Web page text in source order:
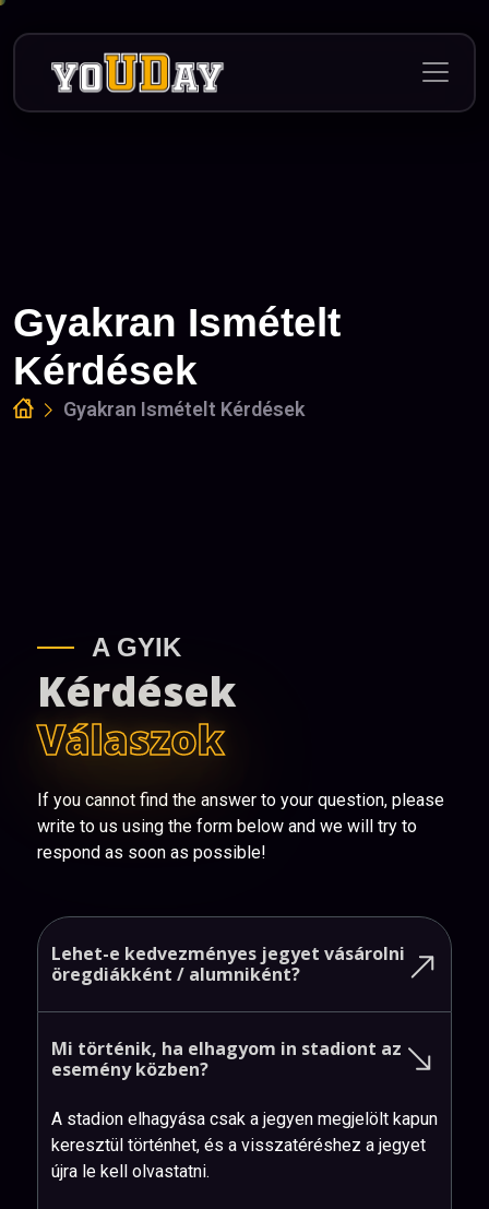
Gyakran Ismételt
Kérdések
Gyakran Ismételt Kérdések
A GYIK
Kérdések
Válaszok
If you cannot find the answer to your question, please
write to us using the form below and we will try to
respond as soon as possible!
Lehet-e kedvezményes jegyet vásárolni
öregdiákként / alumniként?
Mi történik, ha elhagyom in stadiont az
eseményközben?
A stadion elhagyása csak a jegyen megjelölt kapun
keresztül történhet, és a visszatéréshez a jegyet
újra le kell olvastatni.